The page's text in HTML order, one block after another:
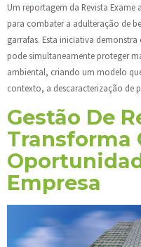
Um reportagem da Revista
para combater a adulteração de
garrafas. Esta iniciativa
pode simultaneamente proteger
ambiental, criando um modelo
contexto, a descaracterização de
Gestão De
Transforma
Empresa